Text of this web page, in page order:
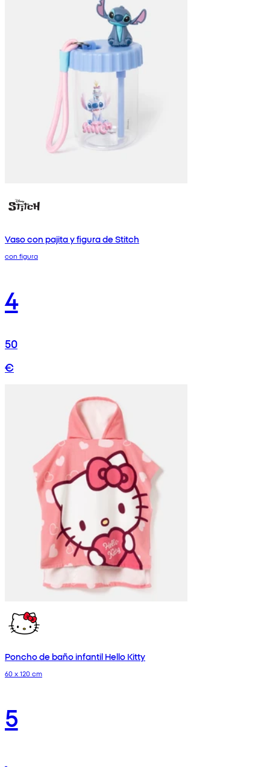
Vaso con pajita y figura de Stitch
con figura
4
50
€
Poncho de baño infantil Hello Kitty
60 x 120 cm
5